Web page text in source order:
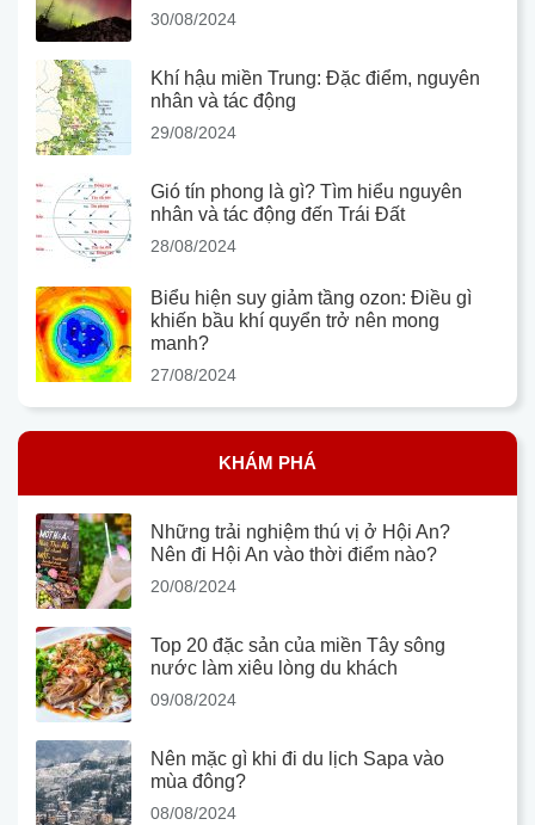
30/08/2024
Khí hậu miền Trung: Đặc điểm, nguyên
nhân và tác động
29/08/2024
Gió tín phong là gì? Tìm hiểu nguyên
nhân và tác động đến Trái Đất
28/08/2024
Biểu hiện suy giảm tầng ozon: Điều gì
khiến bầu khí quyển trở nên mong
manh?
27/08/2024
KHÁM PHÁ
Những trải nghiệm thú vị ở Hội An?
Nên đi Hội An vào thời điểm nào?
20/08/2024
Top 20 đặc sản của miền Tây sông
nước làm xiêu lòng du khách
09/08/2024
Nên mặc gì khi đi du lịch Sapa vào
mùa đông?
08/08/2024